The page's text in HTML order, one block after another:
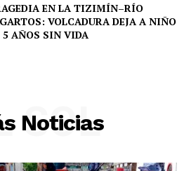
EN LA TIZIMÍN–RÍO
VOLCADURA DEJA A NIÑO
5 AÑOS SIN VIDA
Noticias
SOL